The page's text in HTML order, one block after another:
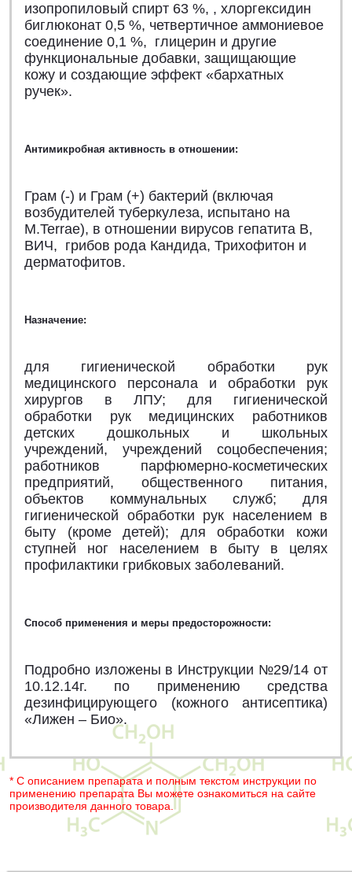
изопропиловый спирт 63 %, , хлоргексидин
биглюконат 0,5 %, четвертичное аммониевое
соединение 0,1 %, глицерин и другие
функциональные добавки, защищающие
кожу и создающие эффект «бархатных
ручек».
Антимикробная активность в отношении:
Грам (-) и Грам (+) бактерий (включая
возбудителей туберкулеза, испытано на
М.Terrae), в отношении вирусов гепатита В,
ВИЧ, грибов рода Кандида, Трихофитон и
дерматофитов.
Назначение:
для гигиенической обработки рук
медицинского персонала и обработки рук
хирургов в ЛПУ; для гигиенической
обработки рук медицинских работников
детских дошкольных и школьных
учреждений, учреждений соцобеспечения;
работников парфюмерно-косметических
предприятий, общественного питания,
объектов коммунальных служб; для
гигиенической обработки рук населением в
быту (кроме детей); для обработки кожи
ступней ног населением в быту в целях
профилактики грибковых заболеваний.
Способ применения и меры предосторожности:
Подробно изложены в Инструкции №29/14 от
10.12.14г. по применению средства
дезинфицирующего (кожного антисептика)
«Лижен – Био».
* С описанием препарата и полным текстом инструкции по
применению препарата Вы можете ознакомиться на сайте
производителя данного товара.